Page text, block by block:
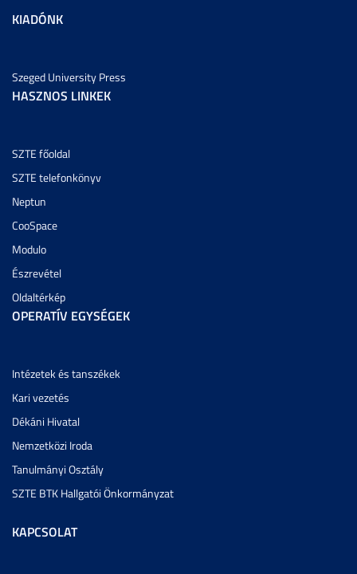
KIADÓNK
Szeged University Press
HASZNOS LINKEK
SZTE főoldal
SZTE telefonkönyv
Neptun
CooSpace
Modulo
Észrevétel
Oldaltérkép
OPERATÍV EGYSÉGEK
Intézetek és tanszékek
Kari vezetés
Dékáni Hivatal
Nemzetközi Iroda
Tanulmányi Osztály
SZTE BTK Hallgatói Önkormányzat
KAPCSOLAT